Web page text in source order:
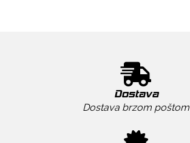
Dostava
Dostava brzom poštom